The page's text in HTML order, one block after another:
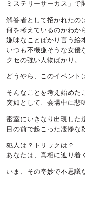
ミステリーサーカス」で
解答者として招かれたの
何を考えているのかわか
嫌味なことばかり言う絵
いつも不機嫌そうな女優
クセの強い人物ばかり。
どうやら、このイベント
そんなことを考え始めた
突如として、会場中に悲
密室にいきなり出現した
目の前で起こった凄惨な
犯人は？トリックは？
あなたは、真相に辿り着
いま、その奇妙で不思議